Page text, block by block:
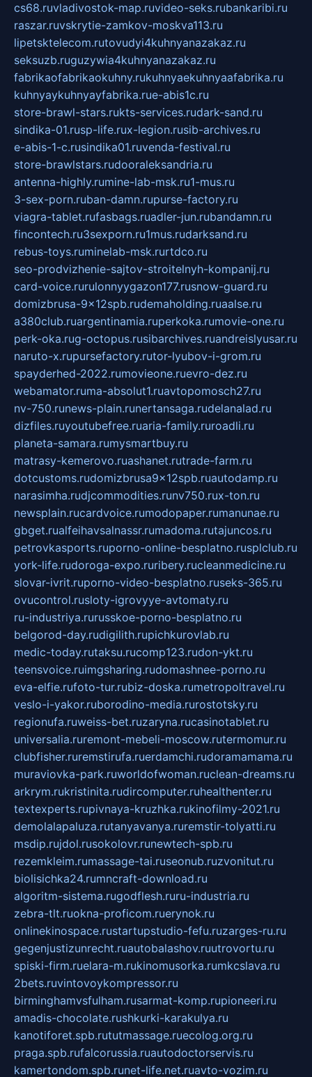
cs68.ruvladivostok-map.ruvideo-seks.rubankaribi.ru
raszar.ruvskrytie-zamkov-moskva113.ru
lipetsktelecom.rutovudyi4kuhnyanazakaz.ru
seksuzb.ruguzywia4kuhnyanazakaz.ru
fabrikaofabrikaokuhny.rukuhnyaekuhnyaafabrika.ru
kuhnyaykuhnyayfabrika.rue-abis1c.ru
store-brawl-stars.rukts-services.rudark-sand.ru
sindika-01.rusp-life.rux-legion.rusib-archives.ru
e-abis-1-c.rusindika01.ruvenda-festival.ru
store-brawlstars.rudooraleksandria.ru
antenna-highly.rumine-lab-msk.ru1-mus.ru
3-sex-porn.ruban-damn.rupurse-factory.ru
viagra-tablet.rufasbags.ruadler-jun.rubandamn.ru
fincontech.ru3sexporn.ru1mus.rudarksand.ru
rebus-toys.ruminelab-msk.rurtdco.ru
seo-prodvizhenie-sajtov-stroitelnyh-kompanij.ru
card-voice.rurulonnyygazon177.rusnow-guard.ru
domizbrusa-9x12spb.rudemaholding.ruaalse.ru
a380club.ruargentinamia.ruperkoka.rumovie-one.ru
perk-oka.rug-octopus.rusibarchives.ruandreislyusar.ru
naruto-x.rupursefactory.rutor-lyubov-i-grom.ru
spayderhed-2022.rumovieone.ruevro-dez.ru
webamator.ruma-absolut1.ruavtopomosch27.ru
nv-750.runews-plain.runertansaga.rudelanalad.ru
dizfiles.ruyoutubefree.ruaria-family.ruroadli.ru
planeta-samara.rumysmartbuy.ru
matrasy-kemerovo.ruashanet.rutrade-farm.ru
dotcustoms.rudomizbrusa9x12spb.ruautodamp.ru
narasimha.rudjcommodities.runv750.rux-ton.ru
newsplain.rucardvoice.rumodopaper.rumanunae.ru
gbget.rualfeihavsalnassr.rumadoma.rutajuncos.ru
petrovkasports.ruporno-online-besplatno.rusplclub.ru
york-life.rudoroga-expo.ruribery.rucleanmedicine.ru
slovar-ivrit.ruporno-video-besplatno.ruseks-365.ru
ovucontrol.rusloty-igrovyye-avtomaty.ru
ru-industriya.rurusskoe-porno-besplatno.ru
belgorod-day.rudigilith.rupichkurovlab.ru
medic-today.rutaksu.rucomp123.rudon-ykt.ru
teensvoice.ruimgsharing.rudomashnee-porno.ru
eva-elfie.rufoto-tur.rubiz-doska.rumetropoltravel.ru
veslo-i-yakor.ruborodino-media.rurostotsky.ru
regionufa.ruweiss-bet.ruzaryna.rucasinotablet.ru
universalia.ruremont-mebeli-moscow.rutermomur.ru
clubfisher.ruremstirufa.ruerdamchi.rudoramamama.ru
muraviovka-park.ruworldofwoman.ruclean-dreams.ru
arkrym.rukristinita.rudircomputer.ruhealthenter.ru
textexperts.rupivnaya-kruzhka.rukinofilmy-2021.ru
demolalapaluza.rutanyavanya.ruremstir-tolyatti.ru
msdip.rujdol.rusokolovr.runewtech-spb.ru
rezemkleim.rumassage-tai.ruseonub.ruzvonitut.ru
biolisichka24.rumncraft-download.ru
algoritm-sistema.rugodflesh.ruru-industria.ru
zebra-tlt.ruokna-proficom.ruerynok.ru
onlinekinospace.rustartupstudio-fefu.ruzarges-ru.ru
gegenjustizunrecht.ruautobalashov.ruutrovortu.ru
spiski-firm.ruelara-m.rukinomusorka.rumkcslava.ru
2bets.ruvintovoykompressor.ru
birminghamvsfulham.rusarmat-komp.rupioneeri.ru
amadis-chocolate.rushkurki-karakulya.ru
kanotiforet.spb.rututmassage.ruecolog.org.ru
praga.spb.rufalcorussia.ruautodoctorservis.ru
kamertondom.spb.runet-life.net.ruavto-vozim.ru